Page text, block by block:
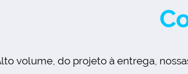
volume, do projeto à entrega,